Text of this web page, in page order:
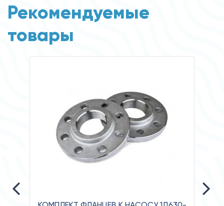
Рекомендуемые
товары